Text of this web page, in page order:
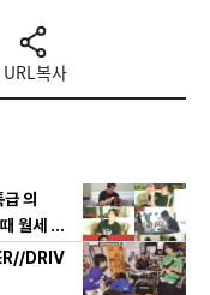
URL복사
급 의
월세 대
DRIV